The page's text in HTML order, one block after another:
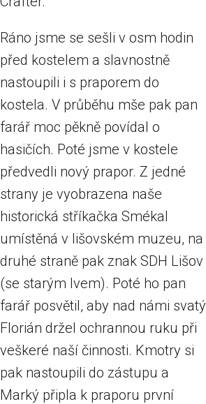
Ráno jsme se sešli v osm hodin
před kostelem a slavnostně
nastoupili i s praporem do
kostela. V průběhu mše pak pan
farář moc pěkně povídal o
hasičích. Poté jsme v kostele
předvedli nový prapor. Z jedné
strany je vyobrazena naše
historická stříkačka Smékal
umístěná v lišovském muzeu, na
druhé straně pak znak SDH Lišov
(se starým lvem). Poté ho pan
farář posvětil, aby nad námi svatý
Florián držel ochrannou ruku při
veškeré naší činnosti. Kmotry si
pak nastoupili do zástupu a
Marký připla k praporu první